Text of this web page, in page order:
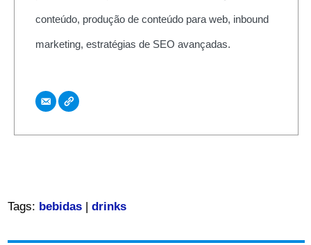
conteúdo, produção de conteúdo para web, inbound
marketing, estratégias de SEO avançadas.
Tags: bebidas| drinks